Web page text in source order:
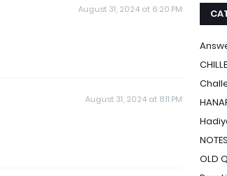
August 31, 2024 at 6:20 PM
August 31, 2024 at 8:11 PM
NOTES
OLD